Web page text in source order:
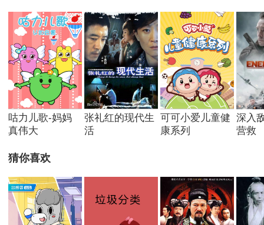
咕力儿歌-妈妈
真伟大
张礼红的现代生
活
可可小爱儿童健
康系列
深入
营救
猜你喜欢